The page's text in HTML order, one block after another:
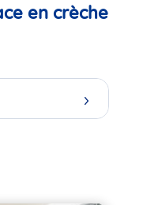
en crèche